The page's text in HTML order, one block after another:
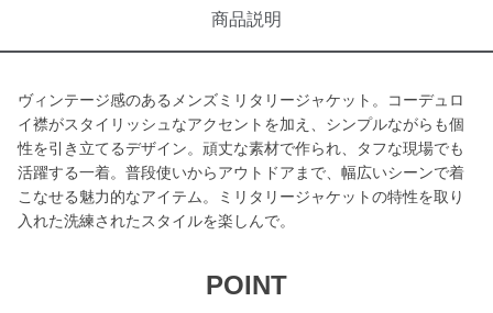
商品説明
ヴィンテージ感のあるメンズミリタリージャケット。コーデュロ
イ襟がスタイリッシュなアクセントを加え、シンプルながらも個
性を引き立てるデザイン。頑丈な素材で作られ、タフな現場でも
活躍する一着。普段使いからアウトドアまで、幅広いシーンで着
こなせる魅力的なアイテム。ミリタリージャケットの特性を取り
入れた洗練されたスタイルを楽しんで。
POINT